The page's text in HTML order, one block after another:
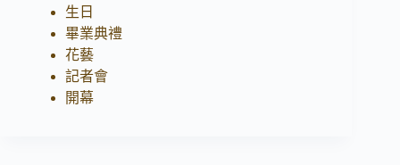
生日
畢業典禮
花藝
記者會
開幕